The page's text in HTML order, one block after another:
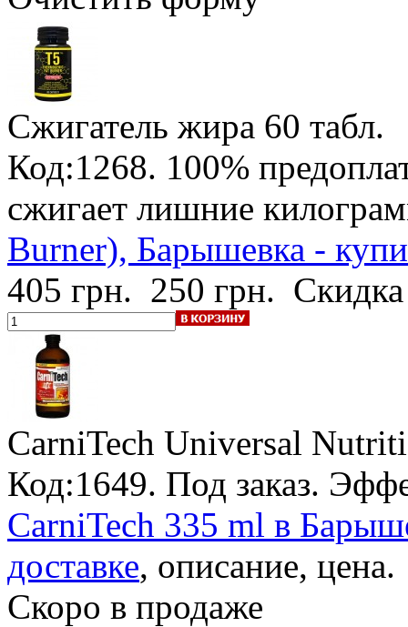
Сжигатель жира 60 табл.
Код:1268. 100%
сжигает лишние
Burner), Барышевка -
405 грн. 250 грн.
CarniTech Universal
Код:1649. Под заказ.
CarniTech 335 ml в
доставке, описание, цена.
Скоро в продаже